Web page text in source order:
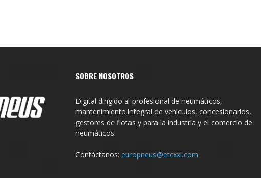
SOBRE NOSOTROS
Digital dirigido al profesional de neumáticos,
mantenimiento integral de vehículos, concesionarios,
gestores de flotas y para la industria y el comercio de
neumáticos.
Contáctanos: europneus@etcxxi.com